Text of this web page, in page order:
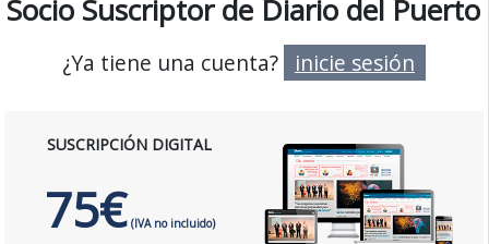
Socio Suscriptor de Diario del Puerto
¿Ya tiene una cuenta? inicie sesión
SUSCRIPCIÓN DIGITAL
75€ (IVA no incluido)